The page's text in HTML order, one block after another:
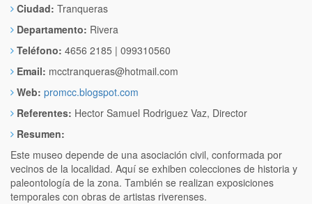
Ciudad: Tranqueras
Departamento: Rivera
Teléfono: 4656 2185 | 099310560
Email: mcctranqueras@hotmail.com
Web: promcc.blogspot.com
Referentes: Hector Samuel Rodriguez Vaz, Director
Resumen:
Este museo depende de una asociación civil, conformada por
vecinos de la localidad. Aquí se exhiben colecciones de historia y
paleontología de la zona. También se realizan exposiciones
temporales con obras de artistas riverenses.